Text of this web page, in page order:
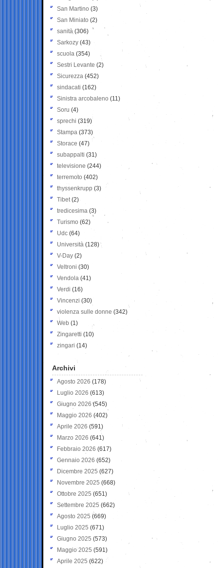
San Martino (3)
San Miniato (2)
sanità (306)
Sarkozy (43)
scuola (354)
Sestri Levante (2)
Sicurezza (452)
sindacati (162)
Sinistra arcobaleno (11)
Soru (4)
sprechi (319)
Stampa (373)
Storace (47)
subappalti (31)
televisione(244)
terremoto (402)
thyssenkrupp (3)
Tibet(2)
tredicesima (3)
Turismo (62)
Udc (64)
Università (128)
V-Day (2)
Veltroni (30)
Vendola (41)
Verdi (16)
Vincenzi (30)
violenza sulle donne (342)
Web (1)
Zingaretti (10)
zingari (14)
Archivi
Agosto 2026 (178)
Luglio 2026 (613)
Giugno 2026 (545)
Maggio 2026 (402)
Aprile 2026 (591)
Marzo 2026 (641)
Febbraio 2026 (617)
Gennaio 2026 (652)
Dicembre 2025 (627)
Novembre 2025 (668)
Ottobre 2025 (651)
Settembre 2025 (662)
Agosto 2025 (669)
Luglio 2025 (671)
Giugno 2025 (573)
Maggio 2025 (591)
Aprile 2025 (622)